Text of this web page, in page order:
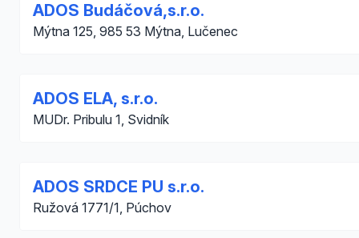
ADOS Budáčová,s.r.o.
Mýtna 125, 985 53 Mýtna, Lučenec
ADOS ELA, s.r.o.
MUDr. Pribulu 1, Svidník
ADOS SRDCE PU s.r.o.
Ružová 1771/1, Púchov